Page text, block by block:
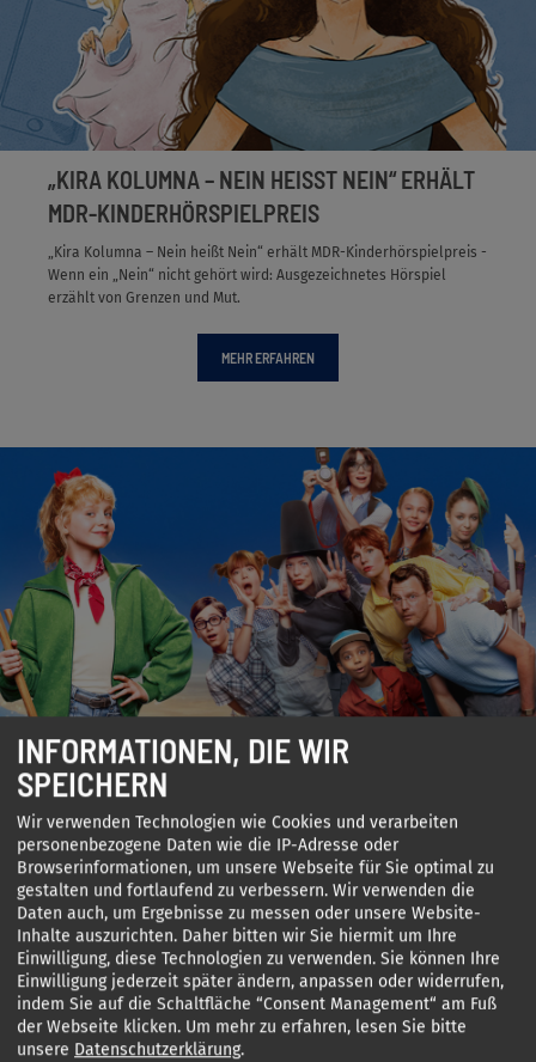
„KIRA KOLUMNA – NEIN HEISST NEIN“ ERHÄLT M
DR-KINDERHÖRSPIELPREIS
„Kira Kolumna – Nein heißt Nein“ erhält MDR-Kinderhörspielpreis -
Wenn ein „Nein“ nicht gehört wird: Ausgezeichnetes Hörspiel
erzählt von Grenzen und Mut.
MEHR ERFAHREN
IM KINO
BIBI BLOCKSBERG – DAS GROSSE
HEXENTREFFEN
LEONINE Studios bringt BIBI BLOCKSBERG – DAS GROSSE
HEXENTREFFEN am 11. Dezember 2025 in die deutschen Kinos. Das
Teaserplakat gibt einen ersten Vorgeschmack auf den
hexenstarken Abenteuerspaß.
MEHR ERFAHREN
INFORMATIONEN, DIE WIR
SPEICHERN
Wir verwenden Technologien wie Cookies und verarbeiten
personenbezogene Daten wie die IP-Adresse oder
Browserinformationen, um unsere Webseite für Sie optimal zu
gestalten und fortlaufend zu verbessern. Wir verwenden die
Daten auch, um Ergebnisse zu messen oder unsere Website-
Inhalte auszurichten. Daher bitten wir Sie hiermit um Ihre
Einwilligung, diese Technologien zu verwenden. Sie können Ihre
Einwilligung jederzeit später ändern, anpassen oder widerrufen,
indem Sie auf die Schaltfläche “Consent Management“ am Fuß
der Webseite klicken. Um mehr zu erfahren, lesen Sie bitte
unsere Datenschutzerklärung.